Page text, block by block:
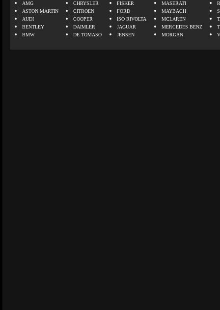
AMG
ASTON MARTIN
AUDI
BENTLEY
BMW
CHRYSLER
CITROEN
COOPER
DAIMLER
DE TOMASO
FISKER
FORD
ISO RIVOLTA
JAGUAR
JENSEN
MASERATI
MAYBACH
MCLAREN
MERCEDES BENZ
MORGAN